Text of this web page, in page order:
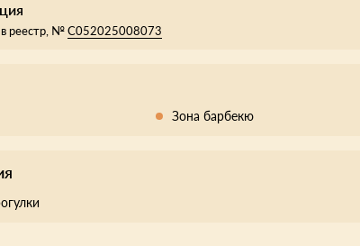
реестр, №С052025008073
Зона барбекю